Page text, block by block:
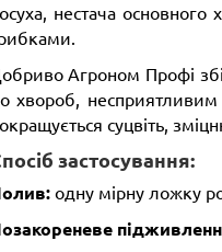
нестача
Агроном Профі
хвороб, несприятливим
суцвіть,
застосування:
одну мірну ложку